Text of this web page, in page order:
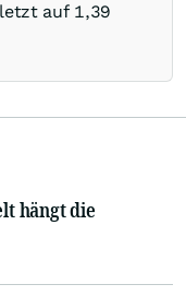
auf 1,39
hängt die